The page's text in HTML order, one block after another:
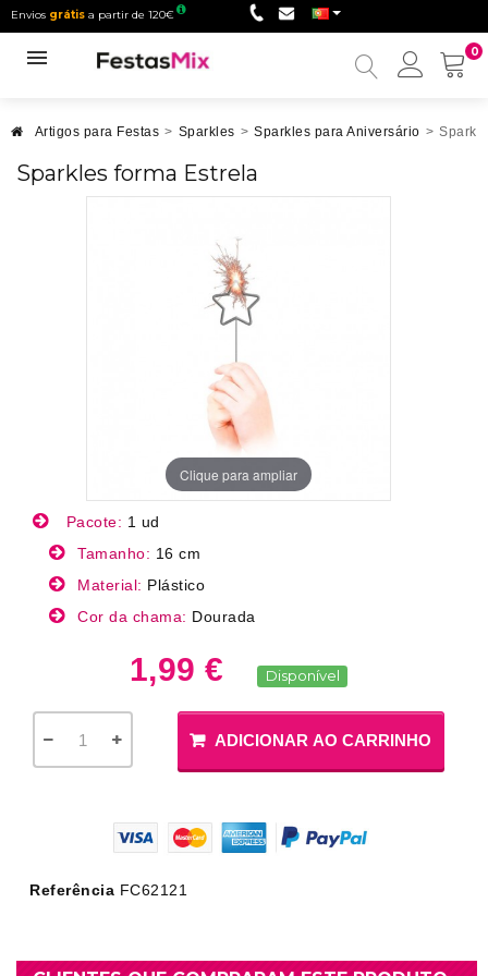
Envios grátis a partir de 120€
0
Minha
Artigos para Festas > Sparkles > Sparkles para Aniversário >
Sparkles forma Estrela
Clique para ampliar
Pacote: 1 ud
Tamanho: 16 cm
Material: Plástico
Cor da chama: Dourada
1,99 € Disponível
ADICIONAR AO CARRINHO
Referência FC62121